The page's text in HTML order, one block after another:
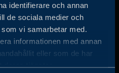
identifierare och annan
de sociala medier och
vi samarbetar med.
informationen med annan
eller som de har
deras tjänster.